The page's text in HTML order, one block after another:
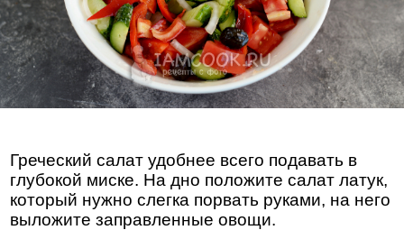
Греческий салат удобнее всего подавать в
глубокой миске. На дно положите салат латук,
который нужно слегка порвать руками, на него
выложите заправленные овощи.